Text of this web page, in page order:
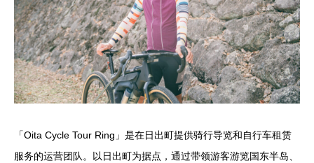
「Oita Cycle Tour Ring」是在日出町提供骑行导览和自行车租赁
服务的运营团队。以日出町为据点，通过带领游客游览国东半岛、